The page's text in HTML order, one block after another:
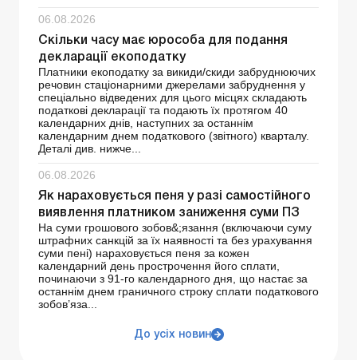
06.08.2026
Скільки часу має юрособа для подання
декларації екоподатку
Платники екоподатку за викиди/скиди забруднюючих
речовин стаціонарними джерелами забруднення у
спеціально відведених для цього місцях складають
податкові декларації та подають їх протягом 40
календарних днів, наступних за останнім
календарним днем ​​податкового (звітного) кварталу.
Деталі див. нижче...
06.08.2026
Як нараховується пеня у разі самостійного
виявлення платником заниження суми ПЗ
На суми грошового зобов&;язання (включаючи суму
штрафних санкцій за їх наявності та без урахування
суми пені) нараховується пеня за кожен
календарний день прострочення його сплати,
починаючи з 91-го календарного дня, що настає за
останнім днем граничного строку сплати податкового
зобов’яза...
До усіх новин